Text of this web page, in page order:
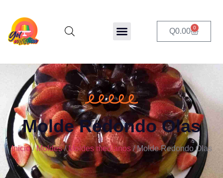
Q0.00 0
Molde Redondo Olas
Inicio/Moldes/Moldes medianos/ Molde Redondo Olas